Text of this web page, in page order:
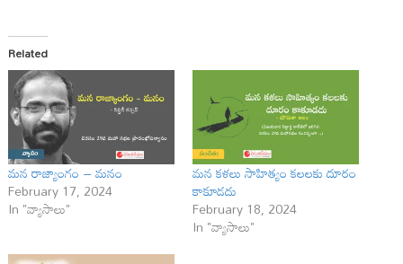
Related
మన రాజ్యాంగం – మనం
February 17, 2024
In "వ్యాసాలు"
మన కళలు సాహిత్యం కలలకు దూరం
కాకూడదు
February 18, 2024
In "వ్యాసాలు"